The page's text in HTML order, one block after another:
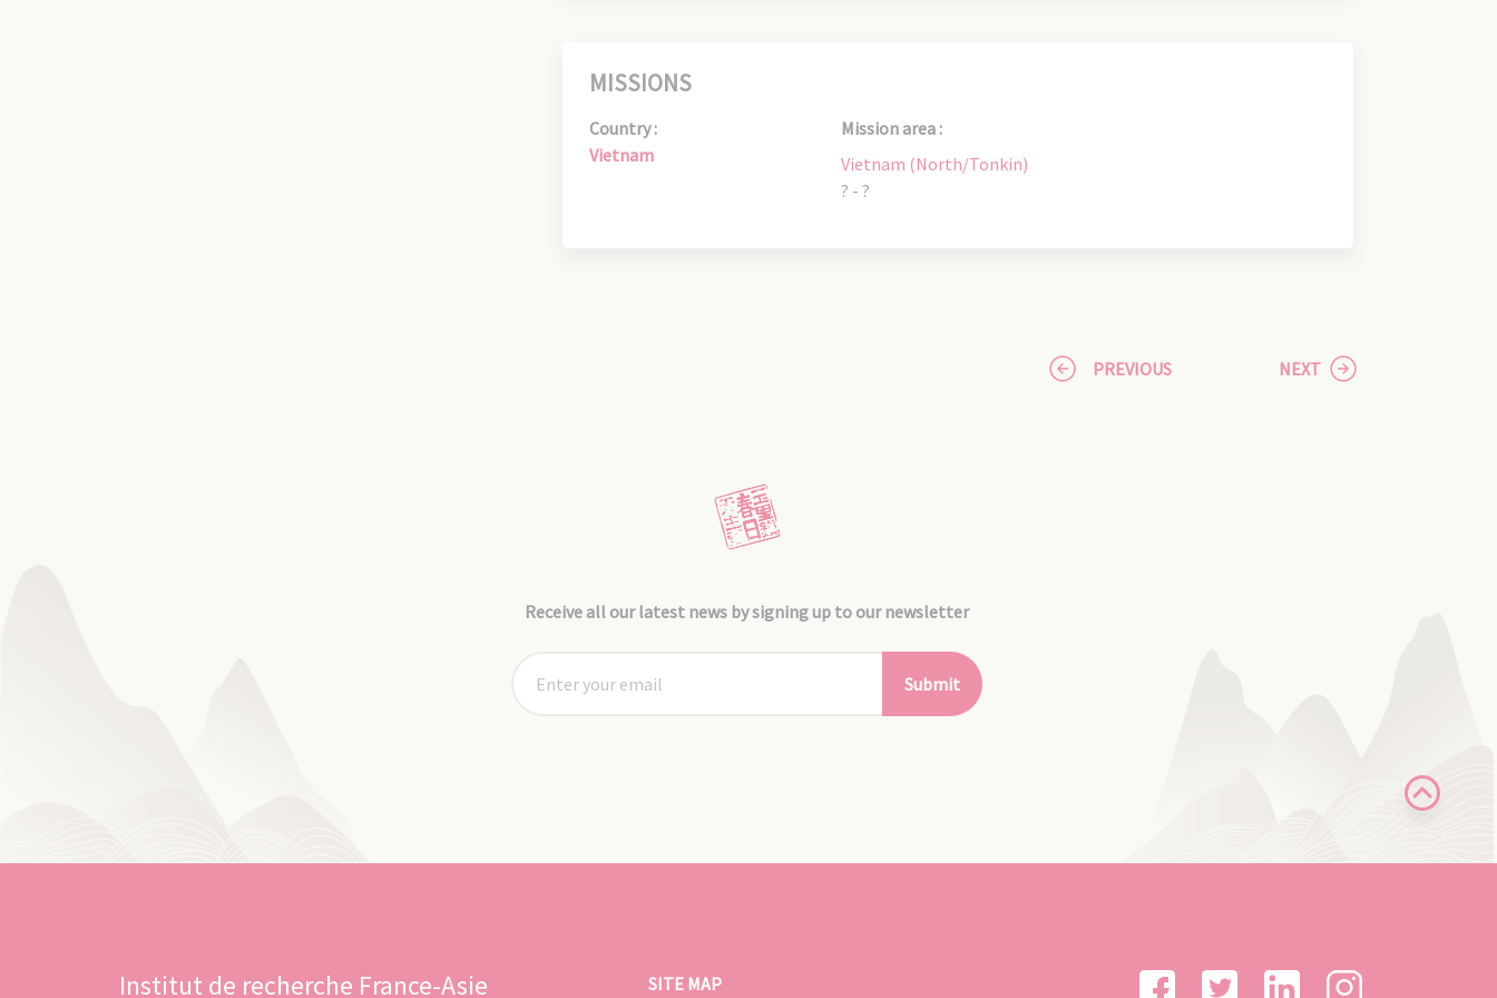
MISSIONS
Country :
Vietnam
Mission area :
Vietnam (North/Tonkin)
? - ?
PREVIOUS NEXT
Receive all our latest news by signing up to our newsletter
Submit
Institut de recherche France-Asie SITE MAP